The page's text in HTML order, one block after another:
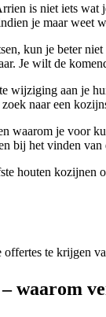
is niet iets
je maar weet
kun je beter
Je wilt de
wijziging aan je
naar een
waarom je voor
bij het vinden van
houten
offertes te krijgen
waarom